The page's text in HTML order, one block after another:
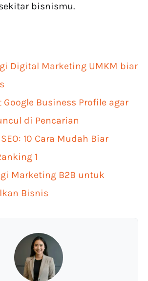
bisnismu.
Digital Marketing UMKM biar
Google Business Profile agar
di Pencarian
10 Cara Mudah Biar
1
Marketing B2B untuk
Bisnis